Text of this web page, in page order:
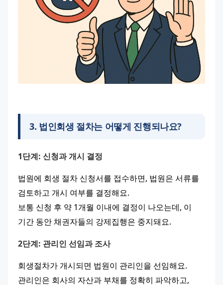
3. 법인회생 절차는 어떻게 진행되나요?
1단계: 신청과 개시 결정
법원에 회생 절차 신청서를 접수하면, 법원은 서류를
검토하고 개시 여부를 결정해요.
보통 신청 후 약 1개월 이내에 결정이 나오는데, 이
기간 동안 채권자들의 강제집행은 중지돼요.
2단계: 관리인 선임과 조사
회생절차가 개시되면 법원이 관리인을 선임해요.
관리인은 회사의 자산과 부채를 정확히 파악하고,